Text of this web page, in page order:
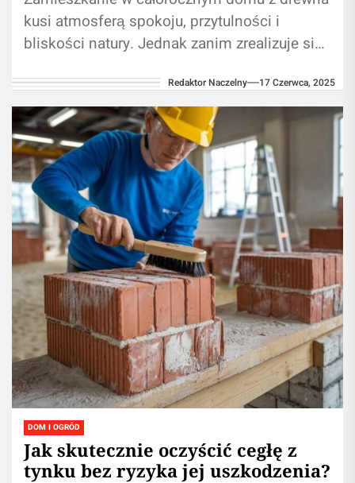
kusi atmosferą spokoju, przytulności i
bliskości natury. Jednak zanim zrealizuje się
będzie odpowiedni....Redaktor Naczelny 17 Czerwca, 2025
DOM I OGRÓD
Jak skutecznie oczyścić cegłę z
tynku bez ryzyka jej uszkodzenia?